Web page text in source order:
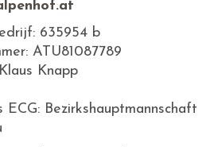
635954 b
ATU81087789
Knapp
Bezirkshauptmannschaft